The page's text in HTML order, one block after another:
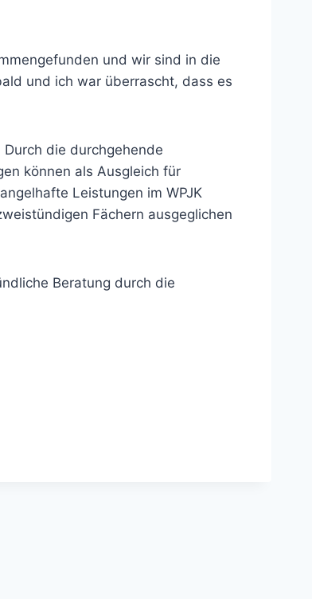
und wir sind in die
und ich war überrascht, dass es
die durchgehende
können als Ausgleich für
Leistungen im WPJK
Fächern ausgeglichen
Beratung durch die